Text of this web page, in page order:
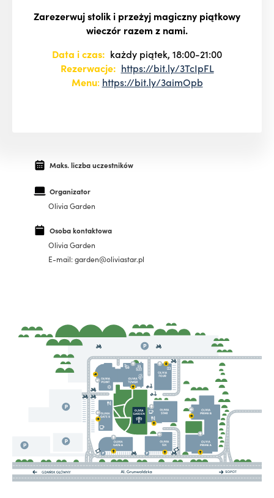
Zarezerwuj stolik i przeżyj magiczny piątkowy
wieczór razem z nami.
Data i czas: każdy piątek, 18:00-21:00
Rezerwacje: https://bit.ly/3TcIpFL
Menu: https://bit.ly/3aimOpb
Maks. liczba uczestników
Organizator
Olivia Garden
Osoba kontaktowa
Olivia Garden
E-mail: garden@oliviastar.pl